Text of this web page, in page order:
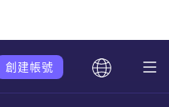
創建帳號